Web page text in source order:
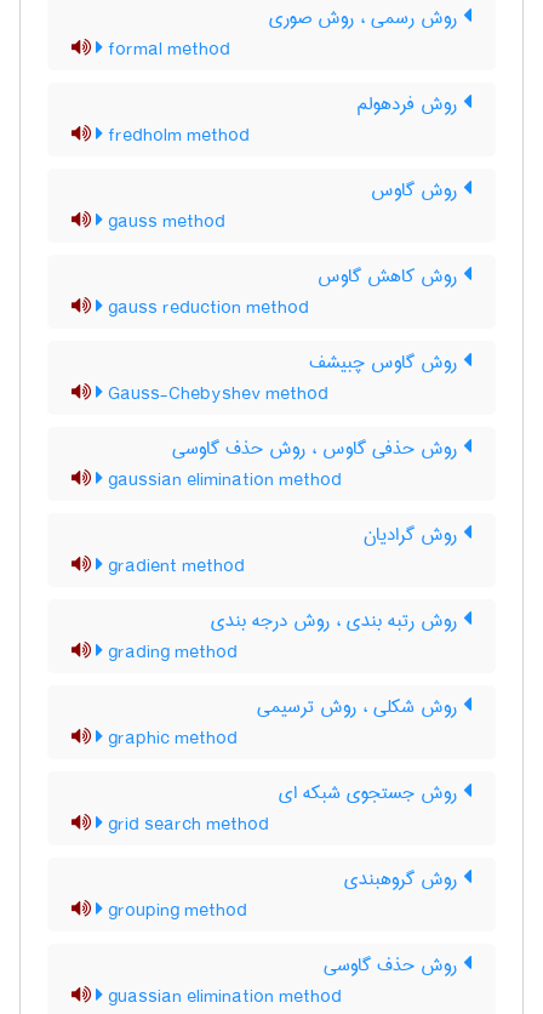
روش رسمی ، روش صوری
formal method
روش فردهولم
fredholm method
روش گاوس
gauss method
روش کاهش گاوس
gauss reduction method
روش گاوس چبیشف
Gauss-Chebyshev method
روش حذفی گاوس ، روش حذف گاوسی
gaussian elimination method
روش گرادیان
gradient method
روش رتبه بندی ، روش درجه بندی
grading method
روش شکلی ، روش ترسیمی
graphic method
روش جستجوی شبکه ای
grid search method
روش گروهبندی
grouping method
روش حذف گاوسی
guassian elimination method